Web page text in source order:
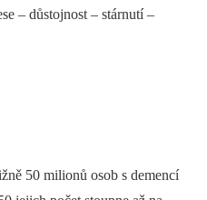
– důstojnost – stárnutí –
50 milionů osob s demencí